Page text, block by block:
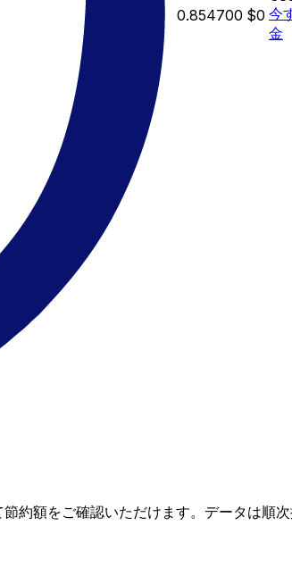
0.854700 $0 今
金
約額をご確認いただけます。データは順